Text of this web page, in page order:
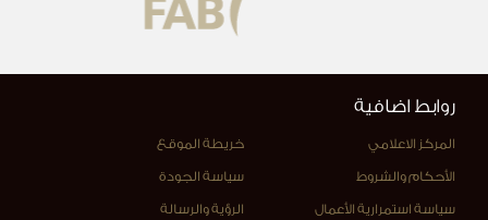
روابط اضافية
المركز الاعلامي خريطة الموقع
الأحكام والشروط سياسة الجودة
سياسة استمرارية الأعمال الرؤية والرسالة